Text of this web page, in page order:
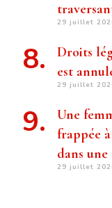
29 juillet
Droits
est
29 juillet
Une
frappée
dans
29 juillet